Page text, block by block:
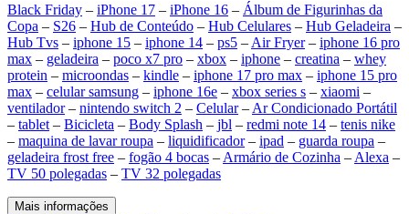
Black Friday – iPhone 17 – iPhone 16 – Álbum de Figurinhas da
Copa – S26 – Hub de Conteúdo – Hub Celulares – Hub Geladeira –
Hub Tvs – iphone 15 – iphone 14 – ps5 – Air Fryer– iphone 16 pro
max – geladeira – poco x7 pro – xbox – iphone – creatina – whey
protein – microondas – kindle – iphone 17 pro max – iphone 15 pro
max – celular samsung – iphone 16e – xbox series s – xiaomi –
ventilador– nintendo switch 2 – Celular– Ar Condicionado Portátil
– tablet – Bicicleta – Body Splash – jbl – redmi note 14 – tenis nike
– maquina de lavar roupa – liquidificador– ipad – guarda roupa –
geladeira frost free – fogão 4 bocas – Armário de Cozinha – Alexa –
TV 50 polegadas – TV 32 polegadas
Mais informações